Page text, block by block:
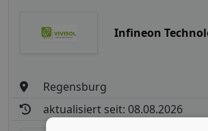
Infineon
Regensburg
aktualisiert seit: 08.08.2026